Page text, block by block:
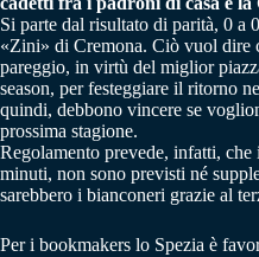
Si parte dal risultato di parità, 0 a
«Zini» di Cremona. Ciò vuol dire
pareggio, in virtù del miglior
season, per festeggiare il ritorno
quindi, debbono vincere se
prossima stagione.
Regolamento prevede, infatti,
minuti, non sono previsti né
sarebbero i bianconeri grazie al
Per i bookmakers lo Spezia è